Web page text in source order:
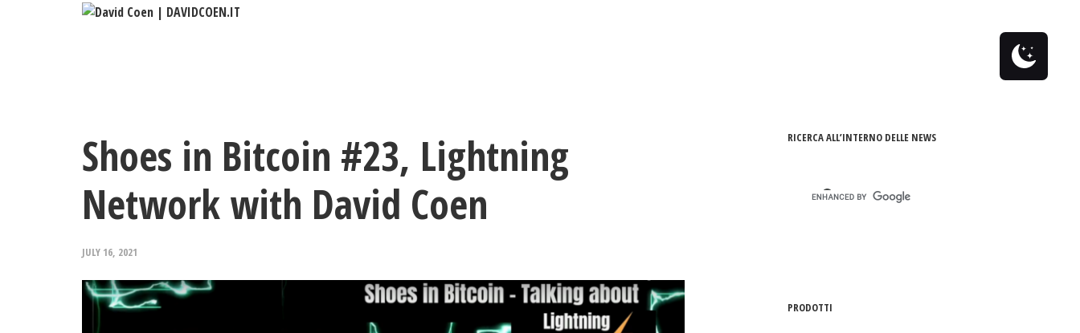
Shoes in Bitcoin #23, Lightning
Network with David Coen
JULY 16, 2021
RICERCA ALL’INTERNO DELLE NEWS
PRODOTTI